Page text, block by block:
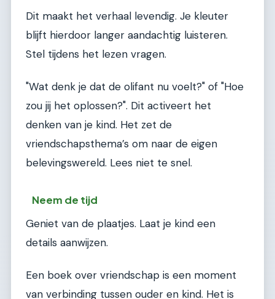
Dit maakt het verhaal levendig. Je kleuter
blijft hierdoor langer aandachtig luisteren.
Stel tijdens het lezen vragen.
"Wat denk je dat de olifant nu voelt?" of "Hoe
zou jij het oplossen?". Dit activeert het
denken van je kind. Het zet de
vriendschapsthema’s om naar de eigen
belevingswereld. Lees niet te snel.
Neem de tijd
Geniet van de plaatjes. Laat je kind een
details aanwijzen.
Een boek over vriendschap is een moment
van verbinding tussen ouder en kind. Het is